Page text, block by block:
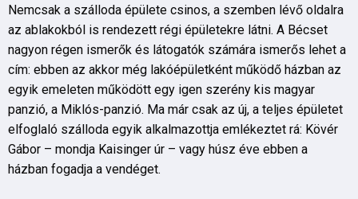
Nemcsak a szálloda épülete csinos, a szemben lévő oldalra
az ablakokból is rendezett régi épületekre látni. A Bécset
nagyon régen ismerők és látogatók számára ismerős lehet a
cím: ebben az akkor még lakóépületként működő házban az
egyik emeleten működött egy igen szerény kis magyar
panzió, a Miklós-panzió. Ma már csak az új, a teljes épületet
elfoglaló szálloda egyik alkalmazottja emlékeztet rá: Kövér
Gábor – mondja Kaisinger úr – vagy húsz éve ebben a
házban fogadja a vendéget.